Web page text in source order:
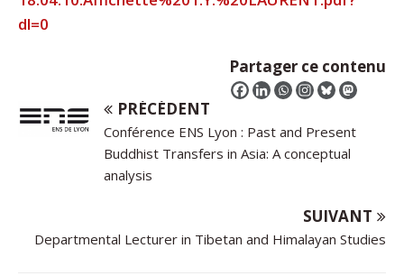
dl=0
Partager ce contenu
PRÉCÉDENT
Conférence ENS Lyon : Past and Present
Buddhist Transfers in Asia: A conceptual
analysis
SUIVANT
Departmental Lecturer in Tibetan and Himalayan Studies